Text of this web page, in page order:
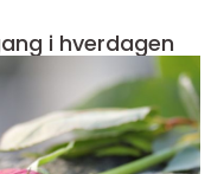
tilgang i hverdagen